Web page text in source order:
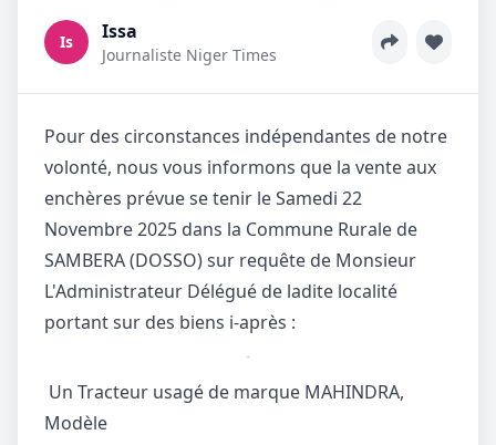
Is Issa
Journaliste Niger Times
Pour des circonstances indépendantes de notre
volonté, nous vous informons que la vente aux
enchères prévue se tenir le Samedi 22
Novembre 2025 dans la Commune Rurale de
SAMBERA (DOSSO) sur requête de Monsieur
L'Administrateur Délégué de ladite localité
portant sur des biens i-après :
Un Tracteur usagé de marque MAHINDRA,
Modèle